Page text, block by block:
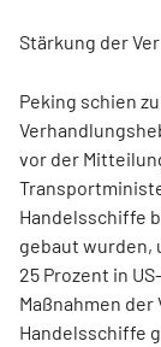
Stärkung der
Peking schien
vor der
Handelsschiffe
gebaut wurden,
25 Prozent in
Maßnahmen
Handelsschiffe